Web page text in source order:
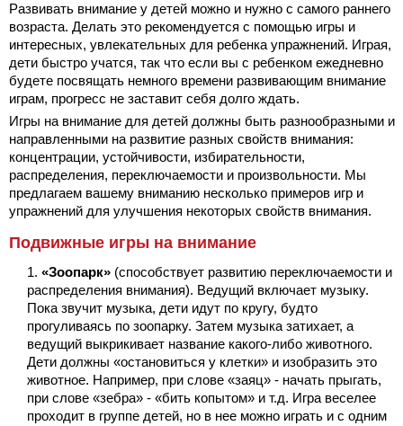
Развивать внимание у детей можно и нужно с самого раннего
возраста. Делать это рекомендуется с помощью игры и
интересных, увлекательных для ребенка упражнений. Играя,
дети быстро учатся, так что если вы с ребенком ежедневно
будете посвящать немного времени развивающим внимание
играм, прогресс не заставит себя долго ждать.
Игры на внимание для детей должны быть разнообразными и
направленными на развитие разных свойств внимания:
концентрации, устойчивости, избирательности,
распределения, переключаемости и произвольности. Мы
предлагаем вашему вниманию несколько примеров игр и
упражнений для улучшения некоторых свойств внимания.
Подвижные игры на внимание
«Зоопарк» (способствует развитию переключаемости и
распределения внимания). Ведущий включает музыку.
Пока звучит музыка, дети идут по кругу, будто
прогуливаясь по зоопарку. Затем музыка затихает, а
ведущий выкрикивает название какого-либо животного.
Дети должны «остановиться у клетки» и изобразить это
животное. Например, при слове «заяц» - начать прыгать,
при слове «зебра» - «бить копытом» и т.д. Игра веселее
проходит в группе детей, но в нее можно играть и с одним